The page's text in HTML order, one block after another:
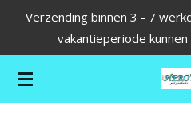
de
hoofdinhoud
Verzending binnen 3 - 7
vakantieperiode